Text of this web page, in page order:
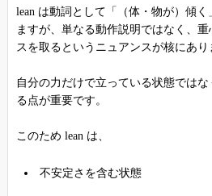
lean は動詞として「（体・物が）傾
ますが、単なる動作説明ではなく、
スを取るというニュアンスが核にあり
自分の力だけで立っている状態では
る点が重要です。
このため lean は、
不安定さを含む状態